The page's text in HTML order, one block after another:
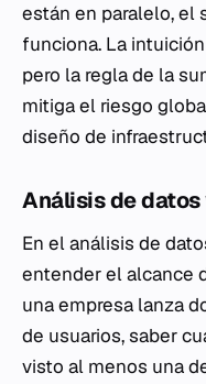
están en paralelo, el
funciona. La
pero la regla de la
mitiga el riesgo
diseño de
Análisis de
En el análisis de
entender el alcance
una empresa lanza
de usuarios, saber
visto al menos una